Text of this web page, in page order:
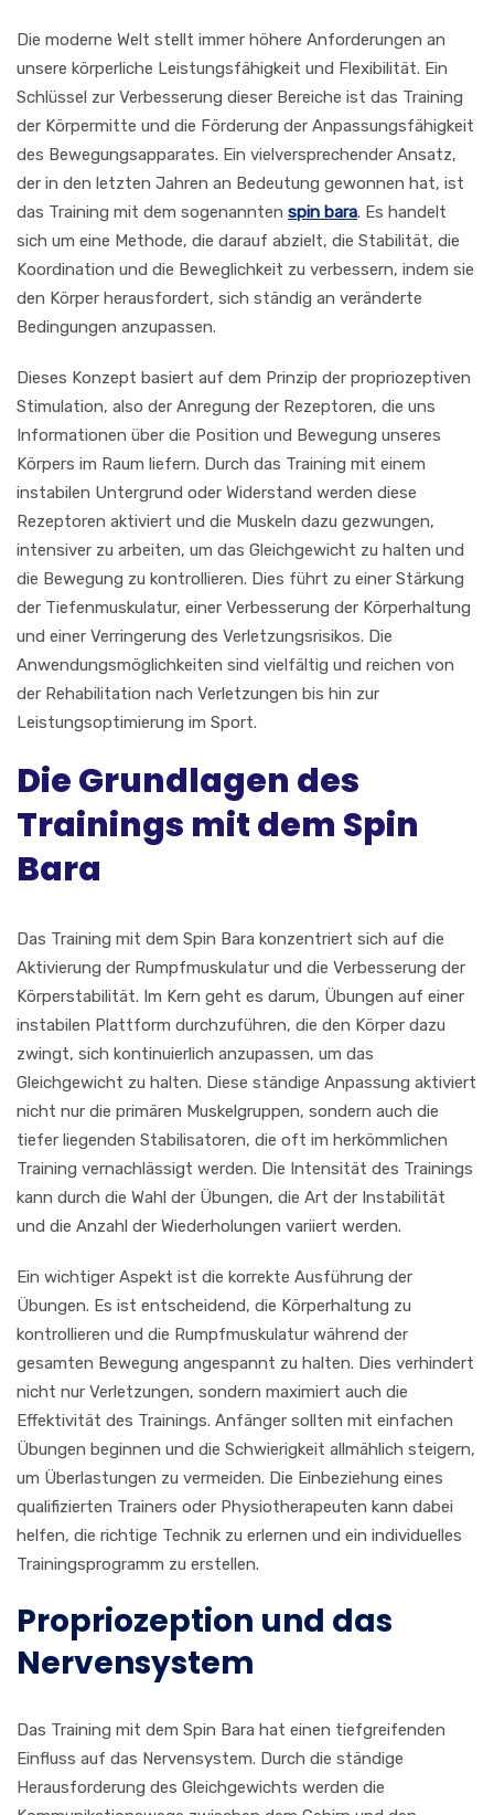
Die moderne Welt stellt immer höhere Anforderungen an
unsere körperliche Leistungsfähigkeit und Flexibilität. Ein
Schlüssel zur Verbesserung dieser Bereiche ist das Training
der Körpermitte und die Förderung der Anpassungsfähigkeit
des Bewegungsapparates. Ein vielversprechender Ansatz,
der in den letzten Jahren an Bedeutung gewonnen hat, ist
das Training mit dem sogenannten spin bara. Es handelt
sich um eine Methode, die darauf abzielt, die Stabilität, die
Koordination und die Beweglichkeit zu verbessern, indem sie
den Körper herausfordert, sich ständig an veränderte
Bedingungen anzupassen.
Dieses Konzept basiert auf dem Prinzip der propriozeptiven
Stimulation, also der Anregung der Rezeptoren, die uns
Informationen über die Position und Bewegung unseres
Körpers im Raum liefern. Durch das Training mit einem
instabilen Untergrund oder Widerstand werden diese
Rezeptoren aktiviert und die Muskeln dazu gezwungen,
intensiver zu arbeiten, um das Gleichgewicht zu halten und
die Bewegung zu kontrollieren. Dies führt zu einer Stärkung
der Tiefenmuskulatur, einer Verbesserung der Körperhaltung
und einer Verringerung des Verletzungsrisikos. Die
Anwendungsmöglichkeiten sind vielfältig und reichen von
der Rehabilitation nach Verletzungen bis hin zur
Leistungsoptimierung im Sport.
Die Grundlagen des
Trainings mit dem Spin
Bara
Das Training mit dem Spin Bara konzentriert sich auf die
Aktivierung der Rumpfmuskulatur und die Verbesserung der
Körperstabilität. Im Kern geht es darum, Übungen auf einer
instabilen Plattform durchzuführen, die den Körper dazu
zwingt, sich kontinuierlich anzupassen, um das
Gleichgewicht zu halten. Diese ständige Anpassung aktiviert
nicht nur die primären Muskelgruppen, sondern auch die
tiefer liegenden Stabilisatoren, die oft im herkömmlichen
Training vernachlässigt werden. Die Intensität des Trainings
kann durch die Wahl der Übungen, die Art der Instabilität
und die Anzahl der Wiederholungen variiert werden.
Ein wichtiger Aspekt ist die korrekte Ausführung der
Übungen. Es ist entscheidend, die Körperhaltung zu
kontrollieren und die Rumpfmuskulatur während der
gesamten Bewegung angespannt zu halten. Dies verhindert
nicht nur Verletzungen, sondern maximiert auch die
Effektivität des Trainings. Anfänger sollten mit einfachen
Übungen beginnen und die Schwierigkeit allmählich steigern,
um Überlastungen zu vermeiden. Die Einbeziehung eines
qualifizierten Trainers oder Physiotherapeuten kann dabei
helfen, die richtige Technik zu erlernen und ein individuelles
Trainingsprogramm zu erstellen.
Propriozeption und das
Nervensystem
Das Training mit dem Spin Bara hat einen tiefgreifenden
Einfluss auf das Nervensystem. Durch die ständige
Herausforderung des Gleichgewichts werden die